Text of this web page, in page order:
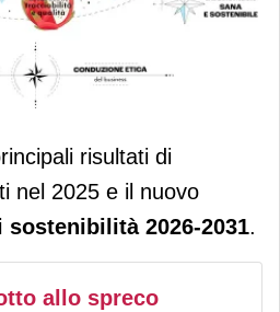
il piano strategico
2031 e i risultati
risultati di
nel 2025 e il nuovo
2026-2031.
allo spreco